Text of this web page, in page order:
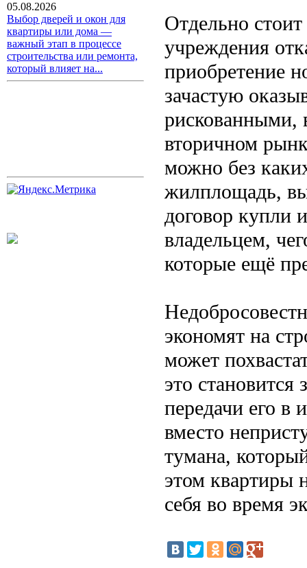
05.08.2026
Выбор дверей и окон для
квартиры или дома —
важный этап в процессе
строительства или ремонта,
который влияет на...
Отдельно стоит
учреждения
приобретение
зачастую
рискованными,
вторичном
можно без
жилплощадь, вы
договор купли
владельцем,
которые ещё
экономят на
может
это становится
передачи его в
вместо
тумана,
этом квартиры
себя во время